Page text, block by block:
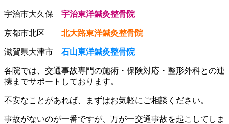
宇治市大久保 宇治東洋鍼灸整骨院
京都市北区 北大路東洋鍼灸整骨院
滋賀県大津市 石山東洋鍼灸整骨院
各院では、交通事故専門の施術・保険対応・整形外科との連
携までサポートしております。
不安なことがあれば、まずはお気軽にご相談ください。
事故がないのが一番ですが、万が一交通事故を起こしてしま